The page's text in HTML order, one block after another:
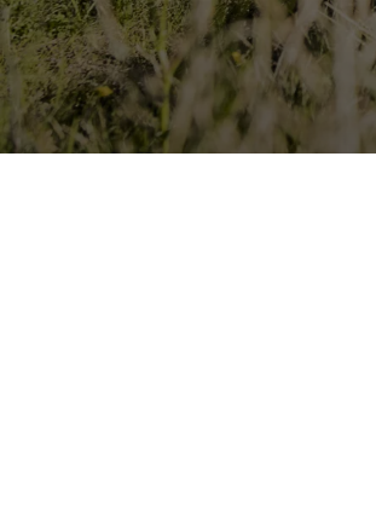
Shuttleservice
Gutschein
Shopping
Sport &
Outdoor
DIE HANGL-WELT AUF EINEN BLICK